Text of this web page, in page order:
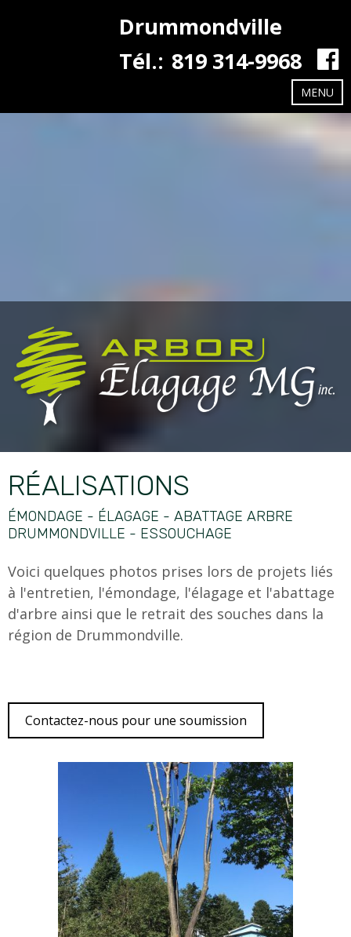
Drummondville
Tél.: 819 314-9968
MENU
RÉALISATIONS
ÉMONDAGE - ÉLAGAGE - ABATTAGE ARBRE
DRUMMONDVILLE - ESSOUCHAGE
Voici quelques photos prises lors de projets liés
à l'entretien, l'émondage, l'élagage et l'abattage
d'arbre ainsi que le retrait des souches dans la
région de Drummondville.
Contactez-nous pour une soumission